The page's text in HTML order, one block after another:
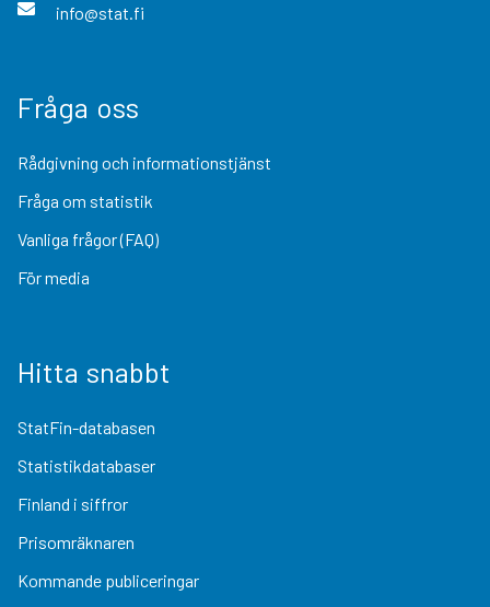
info@stat.fi
Fråga oss
Rådgivning och informationstjänst
Fråga om statistik
Vanliga frågor (FAQ)
För media
Hitta snabbt
StatFin-databasen
Statistikdatabaser
Finland i siffror
Prisomräknaren
Kommande publiceringar